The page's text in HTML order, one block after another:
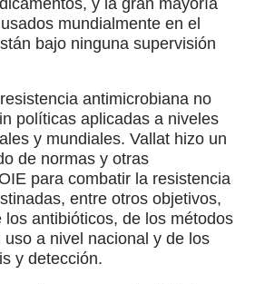
mundialmente en el
bajo ninguna supervisión
antimicrobiana no
políticas aplicadas a niveles
y mundiales. Vallat hizo un
de normas y otras
para combatir la resistencia
entre otros objetivos,
los antibióticos, de los métodos
a nivel nacional y de los
y detección.